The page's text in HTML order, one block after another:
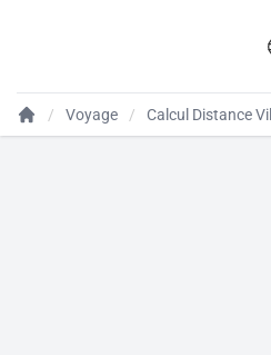
Voyage Calcul Distance